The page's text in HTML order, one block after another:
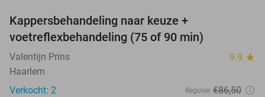
NEW
TODAY
Kappersbehandeling naar keuze +
voetreflexbehandeling (75 of 90 min)
Valentijn Prins 9.9 star
Haarlem
Verkocht: 2
Regulier €86,50